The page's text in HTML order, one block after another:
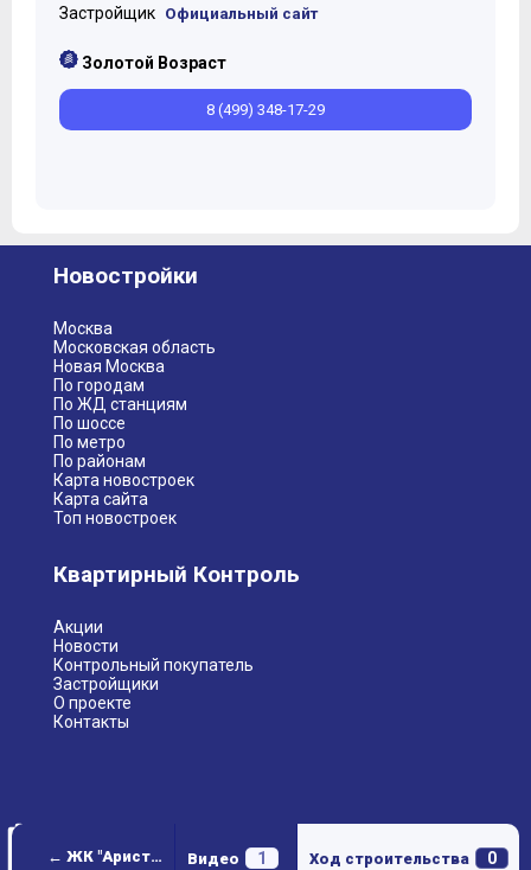
← ЖК "Аристье" Видео 1 Ход строительства 0
Застройщик Официальный сайт
Золотой Возраст
8 (499) 348-17-29
Новостройки
Москва
Московская область
Новая Москва
По городам
По ЖД станциям
По шоссе
По метро
По районам
Карта новостроек
Карта сайта
Топ новостроек
Квартирный Контроль
Акции
Новости
Контрольный покупатель
Застройщики
О проекте
Контакты